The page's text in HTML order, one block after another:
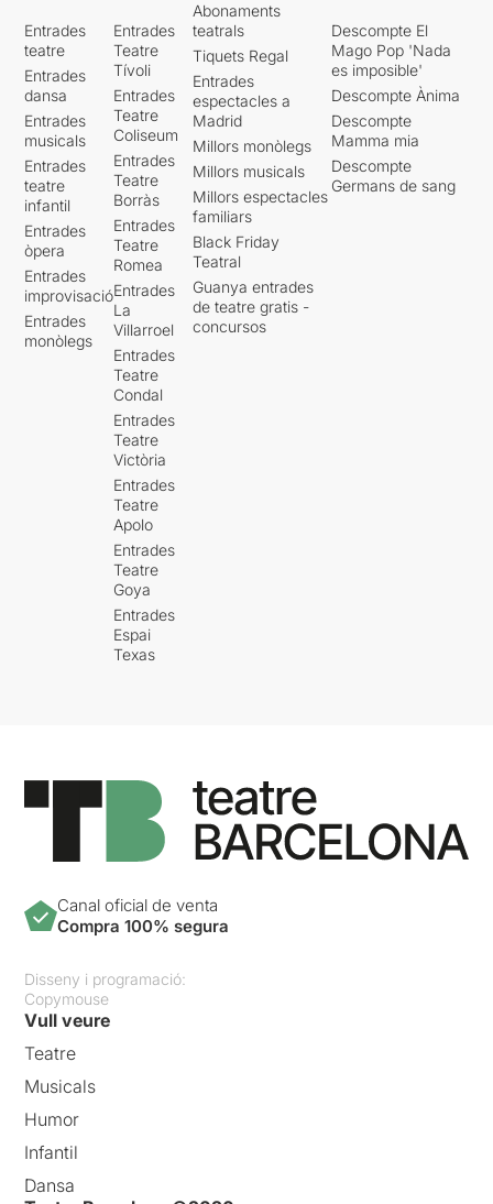
Entrades
teatre
Entrades
dansa
Entrades
musicals
Entrades
teatre
infantil
Entrades
òpera
Entrades
improvisació
Entrades
monòlegs
Entrades
Teatre
Tívoli
Entrades
Teatre
Coliseum
Entrades
Teatre
Borràs
Entrades
Teatre
Romea
Entrades
La
Villarroel
Entrades
Teatre
Condal
Entrades
Teatre
Victòria
Entrades
Teatre
Apolo
Entrades
Teatre
Goya
Entrades
Espai
Texas
Abonaments
teatrals
Tiquets Regal
Entrades
espectacles a
Madrid
Millors monòlegs
Millors musicals
Millors espectacles
familiars
Black Friday
Teatral
Guanya entrades
de teatre gratis -
concursos
Descompte El
Mago Pop 'Nada
es imposible'
Descompte Ànima
Descompte
Mamma mia
Descompte
Germans de sang
Canal oficial de venta
Compra 100% segura
Disseny i programació:
Copymouse
Vull veure
Teatre
Musicals
Humor
Infantil
Dansa